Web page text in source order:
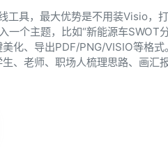
工具，最大优势是不用装Visio，
个主题，比如“新能源车SWOT分
化、导出PDF/PNG/VISIO等格式
、老师、职场人梳理思路、画汇